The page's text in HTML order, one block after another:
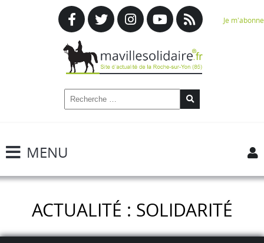
Je m'abonne
MENU
ACTUALITÉ : SOLIDARITÉ